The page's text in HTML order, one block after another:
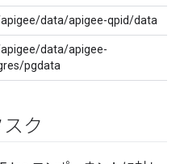
data/apigee-qpid/data
data/apigee-
pgdata
ク